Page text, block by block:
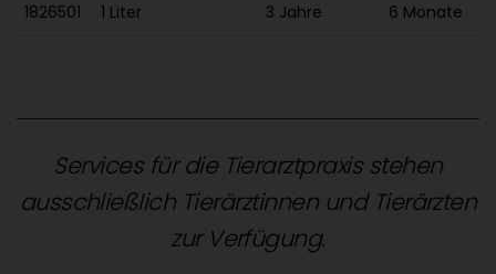
1826501 1 Liter 3 Jahre 6 Monate
Services für die Tierarztpraxis stehen
ausschließlich Tierärztinnen und Tierärzten
zur Verfügung.